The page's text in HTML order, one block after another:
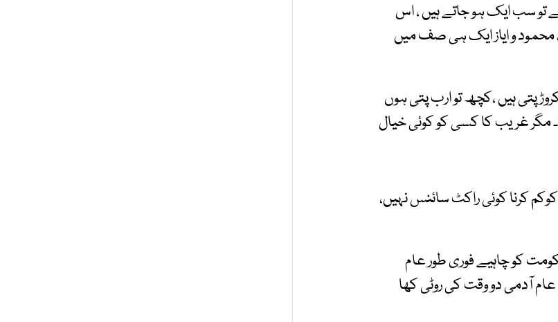
تو سب ایک ہو جاتے ہیں ، اس
محمود و ایاز ایک ہی صف میں
پتی ہیں ،کچھ تو ارب پتی ہوں
مگر غریب کا کسی کو کوئی خیال
کرنا کوئی راکٹ سائنس نہیں،
کو چاہیے فوری طور عام
آدمی دو وقت کی روٹی کھا